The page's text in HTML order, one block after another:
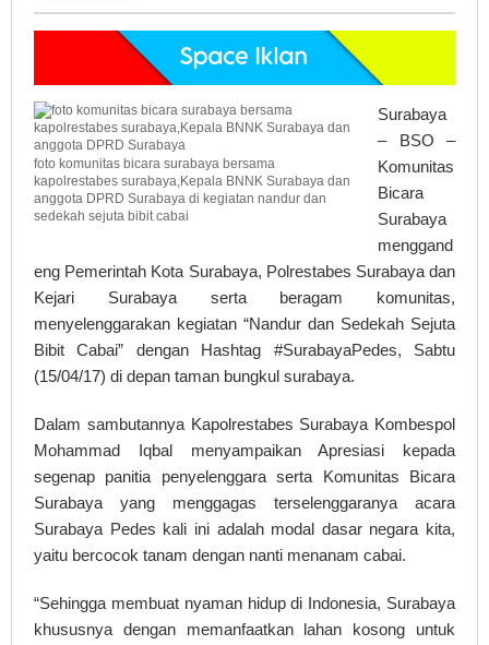
Bibit
''
foto komunitas bicara surabaya bersama
kapolrestabes surabaya,Kepala BNNK Surabaya dan
anggota DPRD Surabaya di kegiatan nandur dan
sedekah sejuta bibit cabai
Surabaya
– BSO –
Komunitas
Bicara
Surabaya
menggand
eng Pemerintah Kota Surabaya, Polrestabes Surabaya dan
Kejari Surabaya serta beragam komunitas,
menyelenggarakan kegiatan “Nandur dan Sedekah Sejuta
Bibit Cabai” dengan Hashtag #SurabayaPedes, Sabtu
(15/04/17) di depan taman bungkul surabaya.
Dalam sambutannya Kapolrestabes Surabaya Kombespol
Mohammad Iqbal menyampaikan Apresiasi kepada
segenap panitia penyelenggara serta Komunitas Bicara
Surabaya yang menggagas terselenggaranya acara
Surabaya Pedes kali ini adalah modal dasar negara kita,
yaitu bercocok tanam dengan nanti menanam cabai.
“Sehingga membuat nyaman hidup di Indonesia, Surabaya
khususnya dengan memanfaatkan lahan kosong untuk